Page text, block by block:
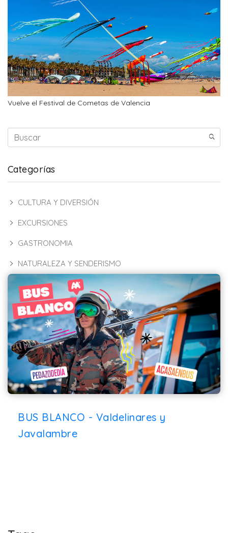
Vuelve el Festival de Cometas de Valencia
Categorías
CULTURA Y DIVERSIÓN
EXCURSIONES
GASTRONOMIA
NATURALEZA Y SENDERISMO
BUS BLANCO - Valdelinares y
Javalambre